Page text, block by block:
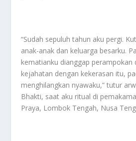
“Sudah sepuluh tahun aku pergi.
anak-anak dan keluarga besarku.
kematianku dianggap perampokan
kejahatan dengan kekerasan itu,
menghilangkan nyawaku,” tutur
Bhakti, saat aku ritual di
Praya, Lombok Tengah, Nusa